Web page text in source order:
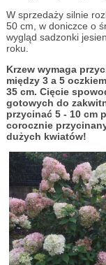
W sprzedaży silnie
50 cm, w doniczce o
wygląd sadzonki
roku.
Krzew wymaga
między 3 a 5
35 cm. Cięcie
gotowych do
przycinać 5 - 10 cm
corocznie
dużych kwiatów!